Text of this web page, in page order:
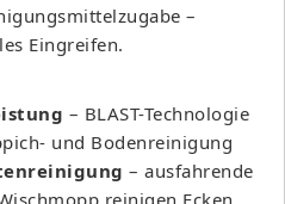
–
Eingreifen.
– BLAST-Technologie
und Bodenreinigung
– ausfahrende
reinigen Ecken